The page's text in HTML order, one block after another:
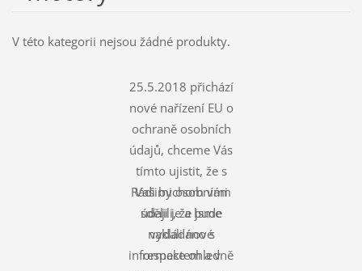
V této kategorii nejsou žádné produkty.
25.5.2018 přichází
nové nařízení EU o
ochraně osobních
údajů, chceme Vás
tímto ujistit, že s
Vašimi osobními
údaji je a bude
nakládáno s
respektem a v
Rádi bychom vám
sdělili, že jsme
vydali nové
informace ohledně